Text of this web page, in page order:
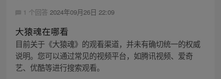
1 个回答 2024年09月26日 22:09
大猿魂在哪看
目前关于《大猿魂》的观看渠道，并未有确切统一的权威
说明。您可以通过常见的视频平台，如腾讯视频、爱奇
艺、优酷等进行搜索观看。